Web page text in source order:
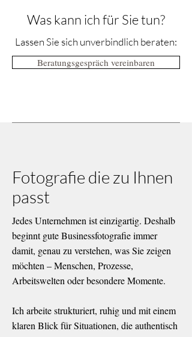
Was kann ich für Sie tun?
Lassen Sie sich unverbindlich beraten:
Beratungsgespräch vereinbaren
Fotografie die zu Ihnen
passt
Jedes Unternehmen ist einzigartig. Deshalb
beginnt gute Businessfotografie immer
damit, genau zu verstehen, was Sie zeigen
möchten – Menschen, Prozesse,
Arbeitswelten oder besondere Momente.
Ich arbeite strukturiert, ruhig und mit einem
klaren Blick für Situationen, die authentisch